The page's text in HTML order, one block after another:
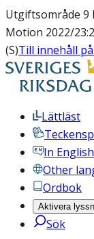
Utgiftsområde 9
Motion 2022/
(S)Till innehåll
Lättläst
In English
Other
Ordbok
Aktivera
Sök